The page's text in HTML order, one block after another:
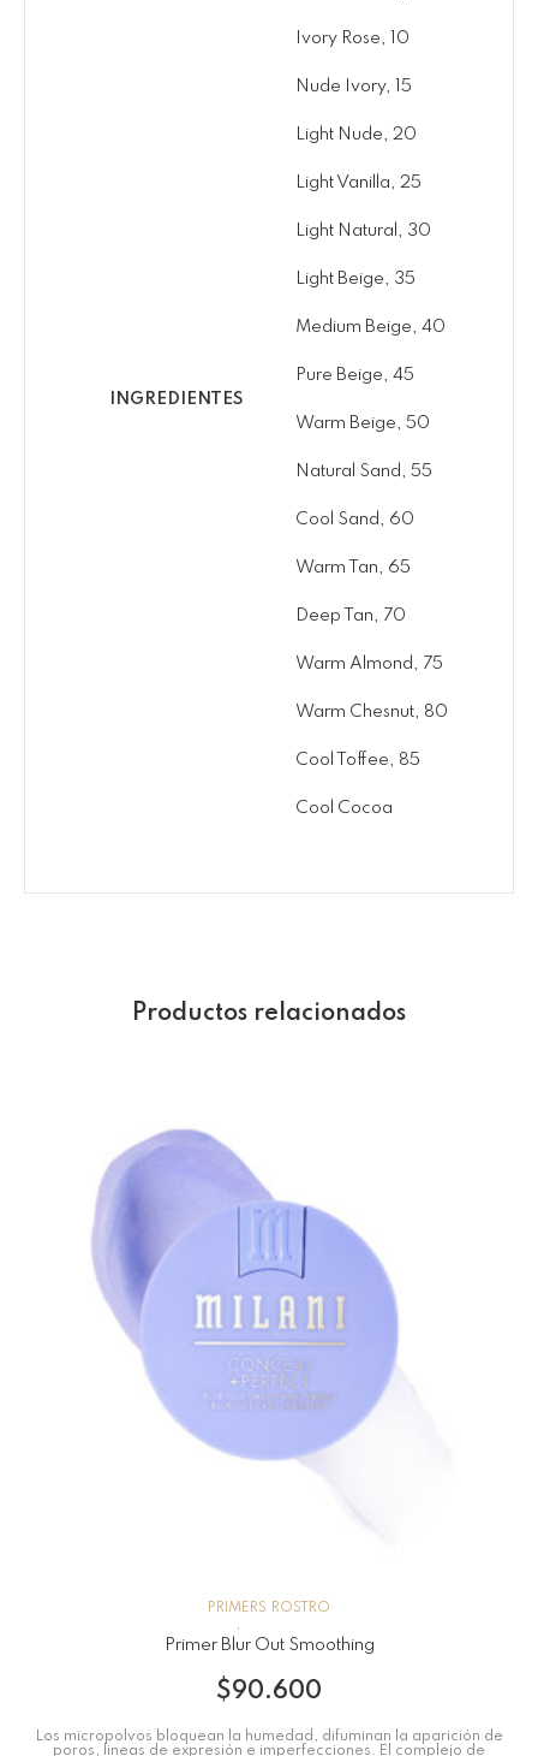
INGREDIENTES
Ivory Rose, 10
Nude Ivory, 15
Light Nude, 20
Light Vanilla, 25
Light Natural, 30
Light Beige, 35
Medium Beige, 40
Pure Beige, 45
Warm Beige, 50
Natural Sand, 55
Cool Sand, 60
Warm Tan, 65
Deep Tan, 70
Warm Almond, 75
Warm Chesnut, 80
Cool Toffee, 85
Cool Cocoa
Productos relacionados
PRIMERS ROSTRO
Primer Blur Out Smoothing
$90.600
Los micropolvos bloquean la humedad, difuminan la aparición de
poros, lineas de expresión e imperfecciones. El complejo de